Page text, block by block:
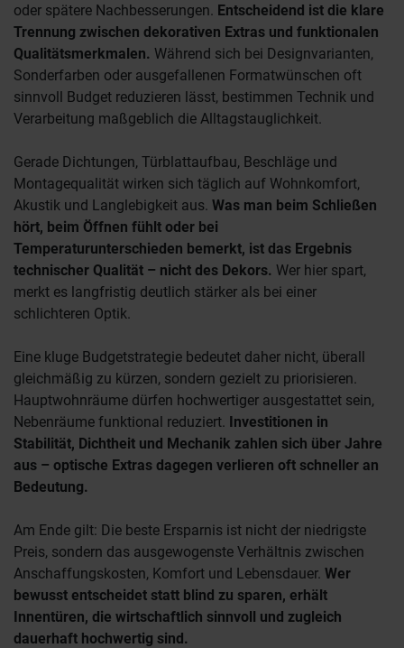
oder spätere Nachbesserungen. Entscheidend ist die klare
Trennung zwischen dekorativen Extras und funktionalen
Qualitätsmerkmalen. Während sich bei Designvarianten,
Sonderfarben oder ausgefallenen Formatwünschen oft
sinnvoll Budget reduzieren lässt, bestimmen Technik und
Verarbeitung maßgeblich die Alltagstauglichkeit.
Gerade Dichtungen, Türblattaufbau, Beschläge und
Montagequalität wirken sich täglich auf Wohnkomfort,
Akustik und Langlebigkeit aus. Was man beim Schließen
hört, beim Öffnen fühlt oder bei
Temperaturunterschieden bemerkt, ist das Ergebnis
technischer Qualität – nicht des Dekors. Wer hier spart,
merkt es langfristig deutlich stärker als bei einer
schlichteren Optik.
Eine kluge Budgetstrategie bedeutet daher nicht, überall
gleichmäßig zu kürzen, sondern gezielt zu priorisieren.
Hauptwohnräume dürfen hochwertiger ausgestattet sein,
Nebenräume funktional reduziert. Investitionen in
Stabilität, Dichtheit und Mechanik zahlen sich über Jahre
aus – optische Extras dagegen verlieren oft schneller an
Bedeutung.
Am Ende gilt: Die beste Ersparnis ist nicht der niedrigste
Preis, sondern das ausgewogenste Verhältnis zwischen
Anschaffungskosten, Komfort und Lebensdauer. Wer
bewusst entscheidet statt blind zu sparen, erhält
Innentüren, die wirtschaftlich sinnvoll und zugleich
dauerhaft hochwertig sind.